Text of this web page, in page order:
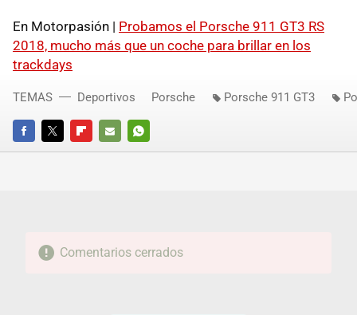
En Motorpasión | Probamos el Porsche 911 GT3 RS
2018, mucho más que un coche para brillar en los
trackdays
FACEBOOKTWITTERFLIPBOARD
E-
WHATSAPP
TEMAS Deportivos Porsche Porsche 911 GT3
Comentarios cerrados